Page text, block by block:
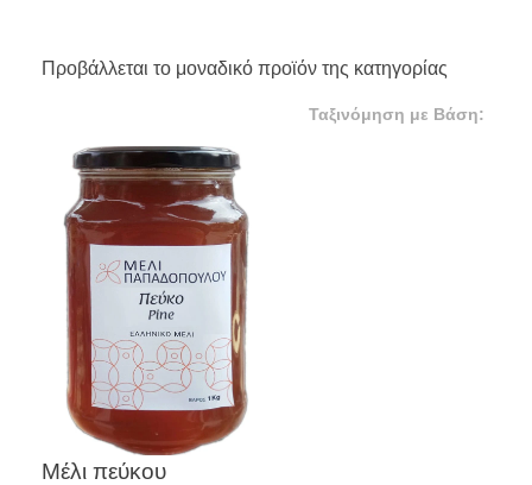
Προβάλλεται το μοναδικό προϊόν της κατηγορίας
Μέλι πεύκου